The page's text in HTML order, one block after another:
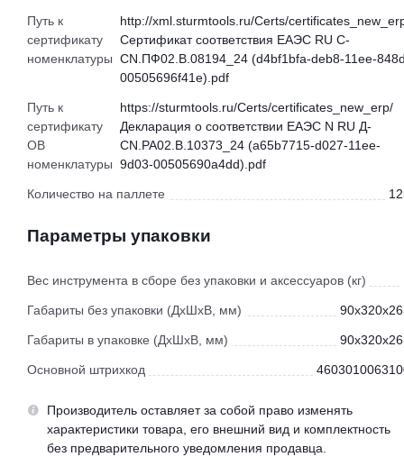
Путь к
сертификату
номенклатуры
http://xml.sturmtools.ru/Certs/
Сертификат соответствия ЕАЭС RU С-
CN.ПФ02.В.08194_24 (d4bf1bfa-deb8-11ee-
00505696f41e).pdf
Путь к
сертификату
ОВ
номенклатуры
https://sturmtools.ru/Certs/certificates_new_erp/
Декларация о соответствии ЕАЭС N RU Д-
CN.РА02.В.10373_24 (a65b7715-d027-11ee-
9d03-00505690a4dd).pdf
Количество на паллете
Параметры упаковки
Вес инструмента в сборе без упаковки и аксессуаров (кг)
Габариты без упаковки (ДхШхВ, мм)
Габариты в упаковке (ДхШхВ, мм)
Основной штрихкод
Производитель оставляет за собой право изменять
характеристики товара, его внешний вид и комплектность
без предварительного уведомления продавца.